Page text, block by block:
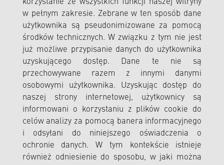
korzystanie ze wszystkich funkcji naszej witryny
w pełnym zakresie. Zebrane w ten sposób dane
użytkownika są pseudonimizowane za pomocą
środków technicznych. W związku z tym nie jest
już możliwe przypisanie danych do użytkownika
uzyskującego dostęp. Dane te nie są
przechowywane razem z innymi danymi
osobowymi użytkownika. Uzyskując dostęp do
naszej strony internetowej, użytkownicy są
informowani o korzystaniu z plików cookie do
celów analizy za pomocą banera informacyjnego
i odsyłani do niniejszego oświadczenia o
ochronie danych. W tym kontekście istnieje
również odniesienie do sposobu, w jaki można